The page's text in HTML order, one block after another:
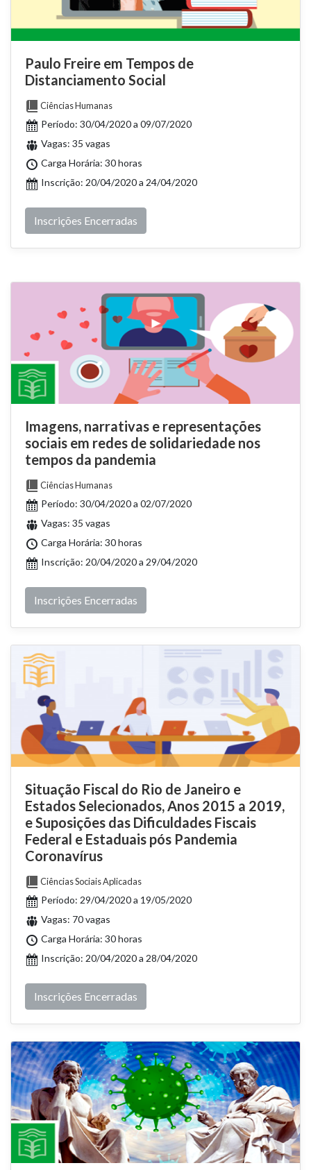
Paulo Freire em Tempos de
Distanciamento Social
Ciências Humanas
Período: 30/04/2020 a 09/07/2020
Vagas: 35 vagas
Carga Horária: 30 horas
Inscrição: 20/04/2020 a 24/04/2020
Inscrições Encerradas
Imagens, narrativas e representações
sociais em redes de solidariedade nos
tempos da pandemia
Ciências Humanas
Período: 30/04/2020 a 02/07/2020
Vagas: 35 vagas
Carga Horária: 30 horas
Inscrição: 20/04/2020 a 29/04/2020
Inscrições Encerradas
Situação Fiscal do Rio de Janeiro e
Estados Selecionados, Anos 2015 a 2019,
e Suposições das Dificuldades Fiscais
Federal e Estaduais pós Pandemia
Coronavírus
Ciências Sociais Aplicadas
Período: 29/04/2020 a 19/05/2020
Vagas: 70 vagas
Carga Horária: 30 horas
Inscrição: 20/04/2020 a 28/04/2020
Inscrições Encerradas